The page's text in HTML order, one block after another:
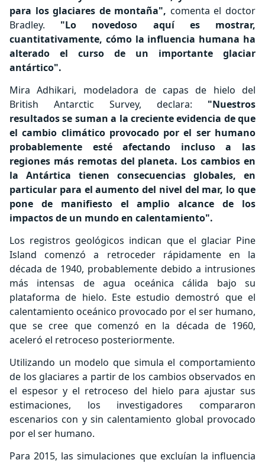
para los glaciares de montaña", comenta el doctor
Bradley. "Lo novedoso aquí es mostrar,
cuantitativamente, cómo la influencia humana ha
alterado el curso de un importante glaciar
antártico".
Mira Adhikari, modeladora de capas de hielo del
British Antarctic Survey, declara: "Nuestros
resultados se suman a la creciente evidencia de que
el cambio climático provocado por el ser humano
probablemente esté afectando incluso a las
regiones más remotas del planeta. Los cambios en
la Antártica tienen consecuencias globales, en
particular para el aumento del nivel del mar, lo que
pone de manifiesto el amplio alcance de los
impactos de un mundo en calentamiento".
Los registros geológicos indican que el glaciar Pine
Island comenzó a retroceder rápidamente en la
década de 1940, probablemente debido a intrusiones
más intensas de agua oceánica cálida bajo su
plataforma de hielo. Este estudio demostró que el
calentamiento oceánico provocado por el ser humano,
que se cree que comenzó en la década de 1960,
aceleró el retroceso posteriormente.
Utilizando un modelo que simula el comportamiento
de los glaciares a partir de los cambios observados en
el espesor y el retroceso del hielo para ajustar sus
estimaciones, los investigadores compararon
escenarios con y sin calentamiento global provocado
por el ser humano.
Para 2015, las simulaciones que excluían la influencia